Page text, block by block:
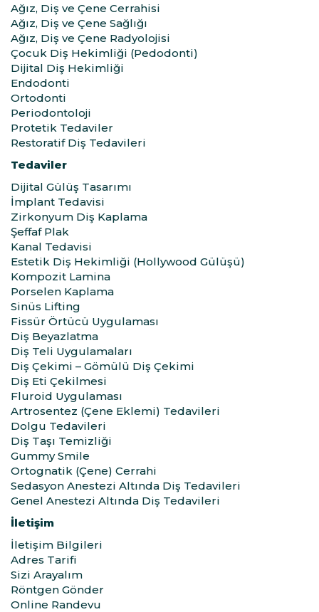
Ağız, Diş ve Çene Cerrahisi
Ağız, Diş ve Çene Sağlığı
Ağız, Diş ve Çene Radyolojisi
Çocuk Diş Hekimliği (Pedodonti)
Dijital Diş Hekimliği
Endodonti
Ortodonti
Periodontoloji
Protetik Tedaviler
Restoratif Diş Tedavileri
Tedaviler
Dijital Gülüş Tasarımı
İmplant Tedavisi
Zirkonyum Diş Kaplama
Şeffaf Plak
Kanal Tedavisi
Estetik Diş Hekimliği (Hollywood Gülüşü)
Kompozit Lamina
Porselen Kaplama
Sinüs Lifting
Fissür Örtücü Uygulaması
Diş Beyazlatma
Diş Teli Uygulamaları
Diş Çekimi – Gömülü Diş Çekimi
Diş Eti Çekilmesi
Fluroid Uygulaması
Artrosentez (Çene Eklemi) Tedavileri
Dolgu Tedavileri
Diş Taşı Temizliği
Gummy Smile
Ortognatik (Çene) Cerrahi
Sedasyon Anestezi Altında Diş Tedavileri
Genel Anestezi Altında Diş Tedavileri
İletişim
İletişim Bilgileri
Adres Tarifi
Sizi Arayalım
Röntgen Gönder
Online Randevu